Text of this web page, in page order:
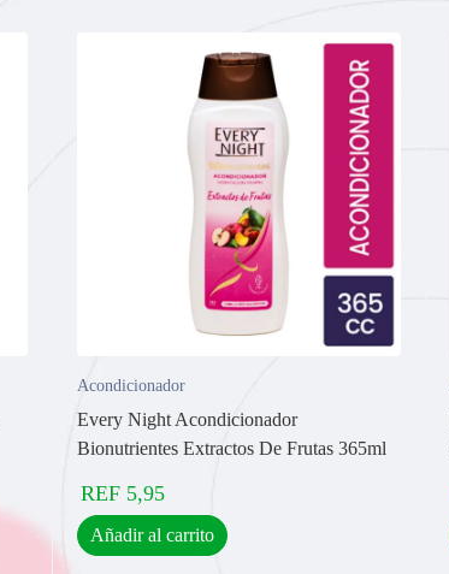
Acondicionador
Every Night Acondicionador
Bionutrientes Extractos De Frutas 365ml
REF 5,95
Añadir al carrito